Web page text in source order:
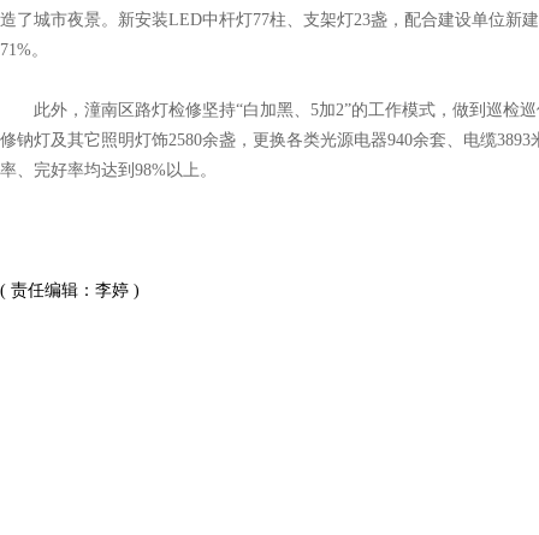
造了城市夜景。新安装LED中杆灯77柱、支架灯23盏，配合建设单位新
71%。
此外，潼南区路灯检修坚持“白加黑、5加2”的工作模式，做到巡检
修钠灯及其它照明灯饰2580余盏，更换各类光源电器940余套、电缆
率、完好率均达到98%以上。
( 责任编辑：李婷 )